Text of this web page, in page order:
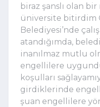
biraz şanslı olan
üniversite bitirdim
Belediyesi’nde
atandığımda,
inanılmaz mutlu
engellilere
koşulları
girdiklerinde
şuan engellilere